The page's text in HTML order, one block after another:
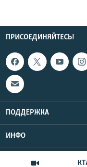
ПРИСОЕДИНЯЙТЕСЬ!
ПОДДЕРЖКА
ИНФО
Copyright
UTC+3